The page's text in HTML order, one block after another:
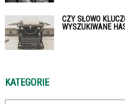
CZY SŁOWO
WYSZUKIWANE
KATEGORIE
Kategorie